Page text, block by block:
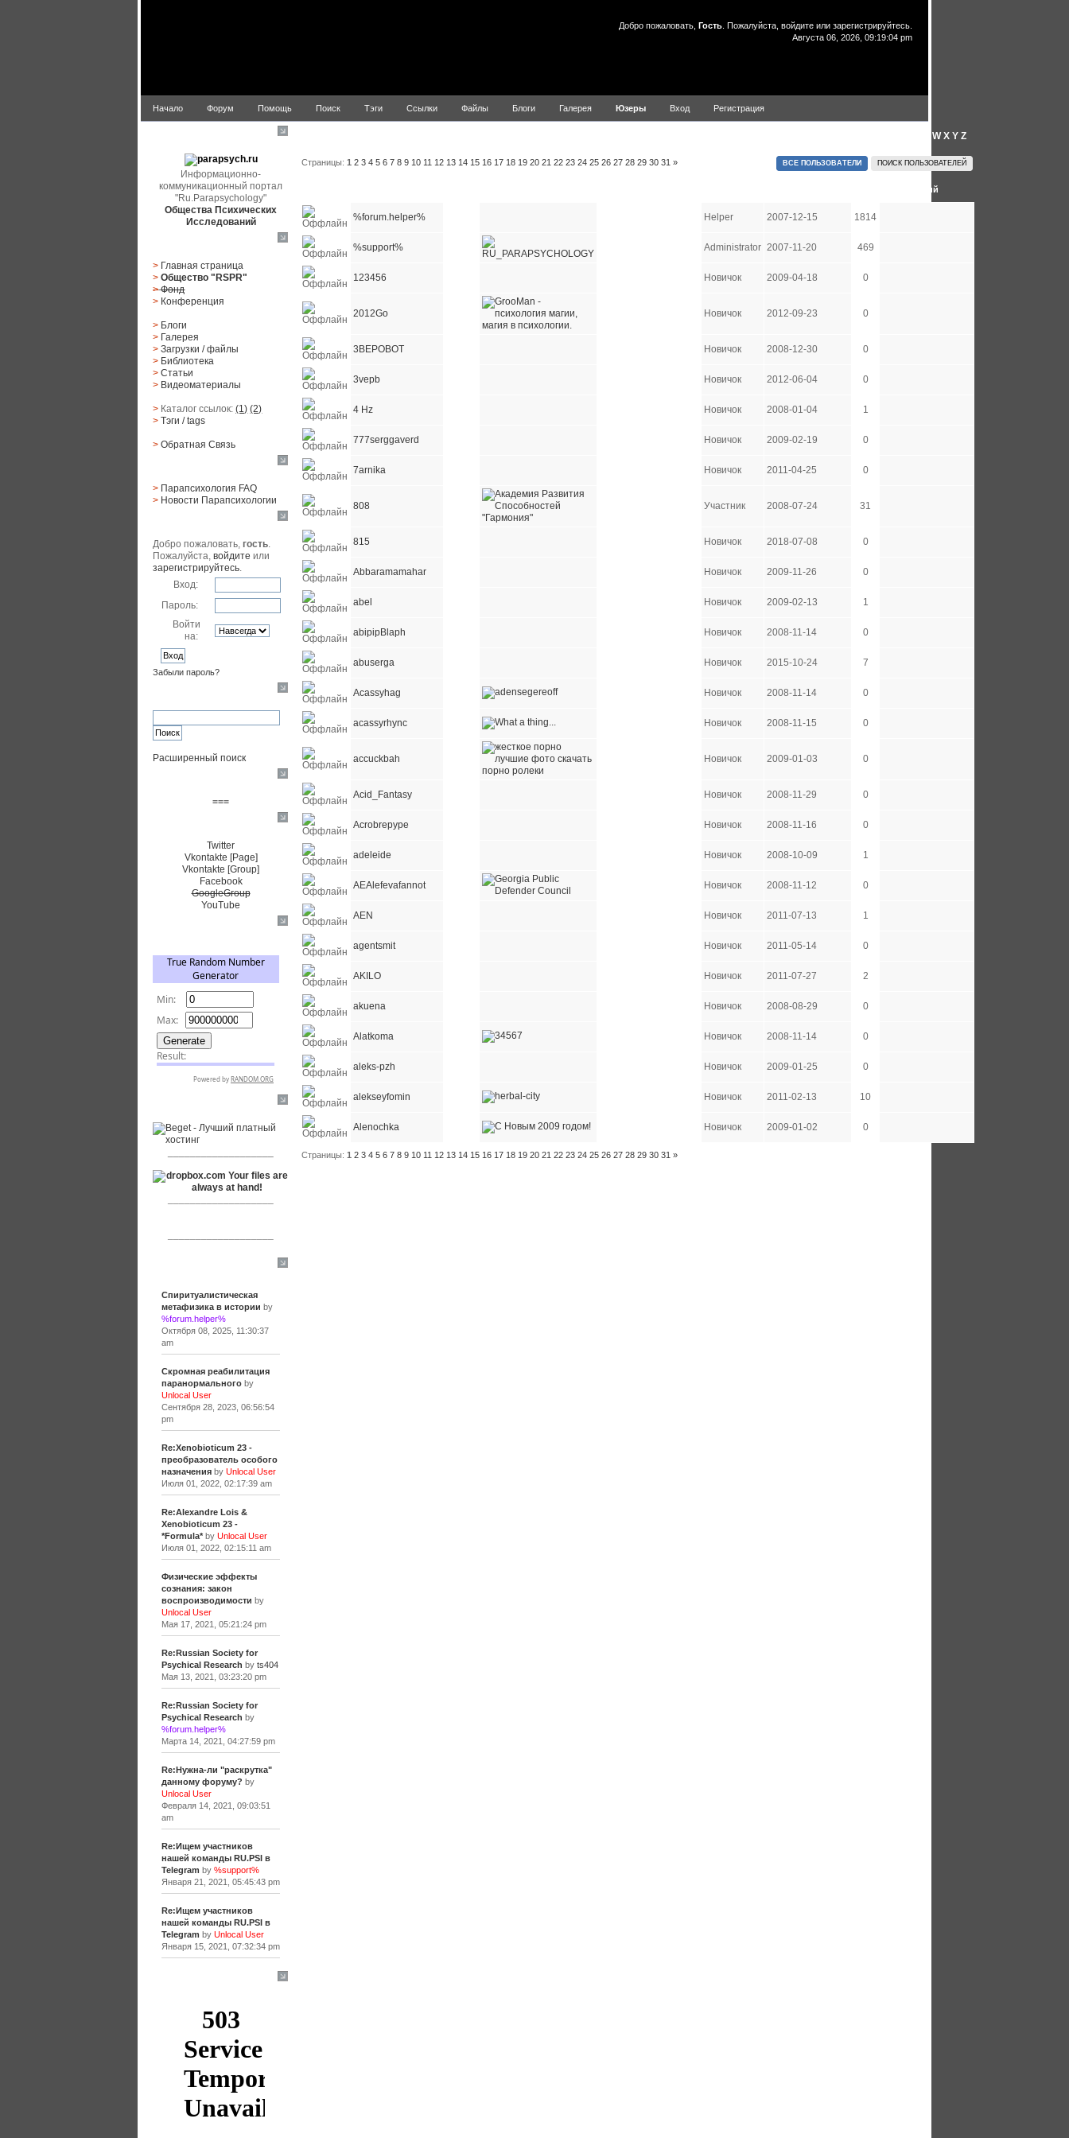
Добро пожаловать, Гость . Пожалуйста, войдите или зарегистрируйтесь
Августа 06, 2026, 09:19:04 pm
Начало Форум Помощь Поиск Тэги Ссылки Файлы Блоги Галерея Юзеры Вход Регистрация
Информационно-
коммуникационный портал
"Ru.Parapsychology"
Общества Психических
Исследований
> Главная страница
> Общество "RSPR"
> Фонд
> Конференция
> Блоги
> Галерея
> Загрузки/файлы
> Библиотека
> Статьи
> Видеоматериалы
> Каталог ссылок:(1) (2)
> Тэги/ tags
> Обратная Cвязь
> Парапсихология FAQ
> Новости Парапсихологии
Добро пожаловать,гость.
Пожалуйста,войдите или
зарегистрируйтесь.
Вход:
Пароль:
Войти
на:
Забыли пароль?
Расширенный поиск
===
Twitter
Vkontakte [Page]
Vkontakte [Group]
Facebook
GoogleGroup
YouTube
Спиритуалистическая
метафизика в истории by
%forum.helper%
Октября 08, 2025, 11:30:37
am
Скромная реабилитация
паранормальногоby
Unlocal User
Сентября 28, 2023, 06:56:54
pm
Re:Xenobioticum 23 -
преобразователь особого
назначенияby Unlocal User
Июля 01, 2022, 02:17:39 am
Re:Alexandre Lois &
Xenobioticum 23 -
*Formula*by Unlocal User
Июля 01, 2022, 02:15:11 am
Физические эффекты
сознания: закон
воспроизводимости by
Unlocal User
Мая 17, 2021, 05:21:24 pm
Re:Russian Society for
Psychical Research by ts404
Мая 13, 2021, 03:23:20 pm
Re:Russian Society for
Psychical Research by
%forum.helper%
Марта 14, 2021, 04:27:59 pm
Re:Нужна-ли "раскрутка"
данному форуму? by
Unlocal User
Февраля 14, 2021, 09:03:51
am
Re:Ищем участников
нашей команды RU.PSI в
Telegram by %support%
Января 21, 2021, 05:45:43 pm
Re:Ищем участников
нашей команды RU.PSI в
Telegram by Unlocal User
Января 15, 2021, 07:32:34 pm
W X Y Z
ВСЕ ПОЛЬЗОВАТЕЛИ ПОИСК ПОЛЬЗОВАТЕЛЕЙ
Страницы:1 2 3 4 5 6 7 8 9 10 11 12 13 14 15 16 17 18 19 20 21 22 23 24 25 26 27 28 29 30 31 »
Сообщений
%forum.helper% Helper 2007-12-15 1814
%support% Administrator 2007-11-20 469
123456 Новичок 2009-04-18 0
2012Go Новичок 2012-09-23 0
3BEPOBOT Новичок 2008-12-30 0
3vepb Новичок 2012-06-04 0
4 Hz Новичок 2008-01-04 1
777serggaverd Новичок 2009-02-19 0
7arnika Новичок 2011-04-25 0
808 Участник 2008-07-24 31
815 Новичок 2018-07-08 0
Abbaramamahar Новичок 2009-11-26 0
abel Новичок 2009-02-13 1
abipipBlaph Новичок 2008-11-14 0
abuserga Новичок 2015-10-24 7
Acassyhag Новичок 2008-11-14 0
acassyrhync Новичок 2008-11-15 0
accuckbah Новичок 2009-01-03 0
Acid_Fantasy Новичок 2008-11-29 0
Acrobrepype Новичок 2008-11-16 0
adeleide Новичок 2008-10-09 1
AEAlefevafannot Новичок 2008-11-12 0
AEN Новичок 2011-07-13 1
agentsmit Новичок 2011-05-14 0
AKILO Новичок 2011-07-27 2
akuena Новичок 2008-08-29 0
Alatkoma Новичок 2008-11-14 0
aleks-pzh Новичок 2009-01-25 0
alekseyfomin Новичок 2011-02-13 10
Alenochka Новичок 2009-01-02 0
Страницы:1 2 3 4 5 6 7 8 9 10 11 12 13 14 15 16 17 18 19 20 21 22 23 24 25 26 27 28 29 30 31 »